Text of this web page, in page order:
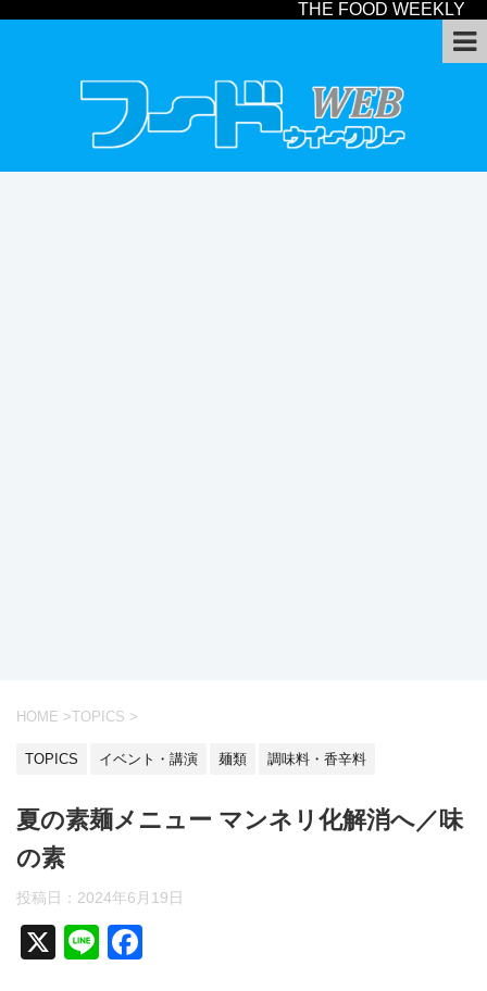
THE FOOD WEEKLY
HOME >TOPICS >
TOPICS イベント・講演 麺類 調味料・香辛料
夏の素麺メニュー マンネリ化解消へ／味
の素
投稿日：2024年6月19日
X
Li